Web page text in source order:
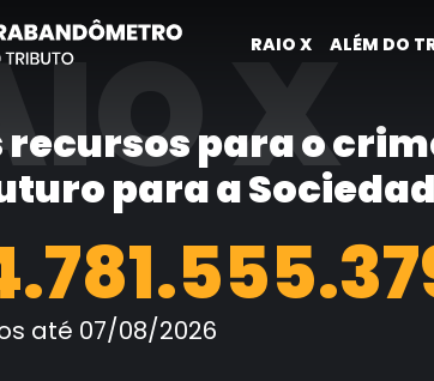
RAIO X ALÉM DO
X
recursos para o
para a
até 07/08/2026